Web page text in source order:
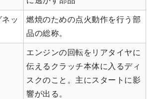
ネッ
燃焼のための点火動作を行う部
品の総称。
エンジンの回転をリアタイヤに
伝えるクラッチ本体に入るディ
スクのこと。主にスタートに影
響が出る。